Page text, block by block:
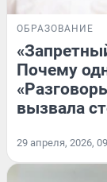
ОБРАЗОВАНИЕ
Почему
вызвала
29 апреля, 2026,